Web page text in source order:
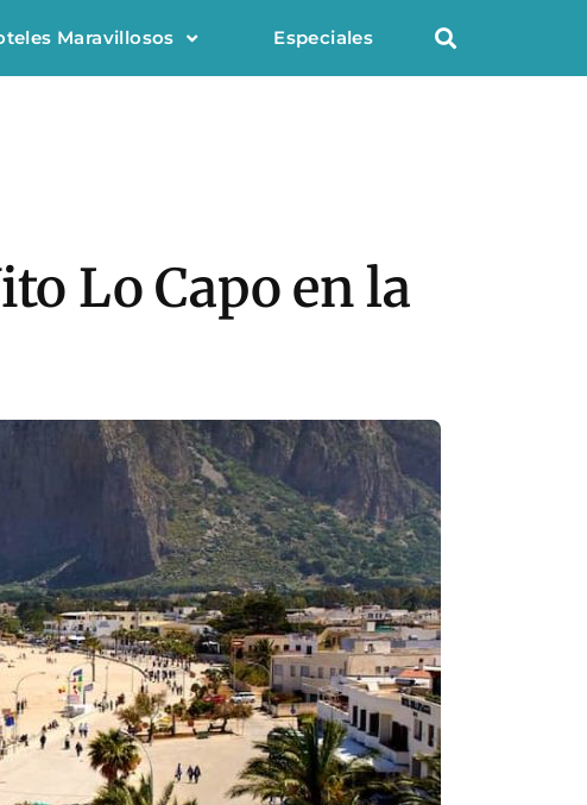
Maravillosos Especiales
Lo Capo en la